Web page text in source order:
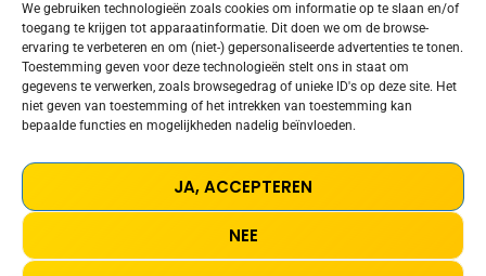
We gebruiken technologieën zoals cookies om informatie op te slaan en/of
toegang te krijgen tot apparaatinformatie. Dit doen we om de browse-
ervaring te verbeteren en om (niet-) gepersonaliseerde advertenties te tonen.
Toestemming geven voor deze technologieën stelt ons in staat om
gegevens te verwerken, zoals browsegedrag of unieke ID's op deze site. Het
niet geven van toestemming of het intrekken van toestemming kan
bepaalde functies en mogelijkheden nadelig beïnvloeden.
JA, ACCEPTEREN
NEE
CONTACT
STREAMS
COOKIE POLICY (EU)